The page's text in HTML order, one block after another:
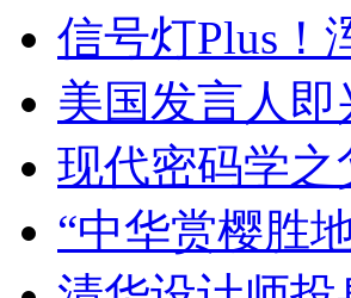
信号灯Plus！
美国发言人
现代密码学
“中华赏樱胜